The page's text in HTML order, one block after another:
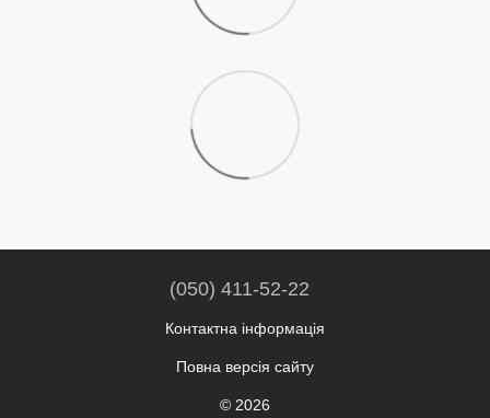
(050) 411-52-22
Контактна інформація
Повна версія сайту
© 2026